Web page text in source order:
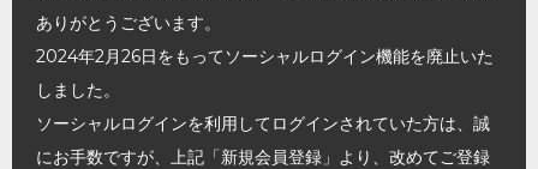
ありがとうございます。
2024年2月26日をもってソーシャルログイン機能を廃止いた
しました。
ソーシャルログインを利用してログインされていた方は、誠
にお手数ですが、上記「新規会員登録」より、改めてご登録